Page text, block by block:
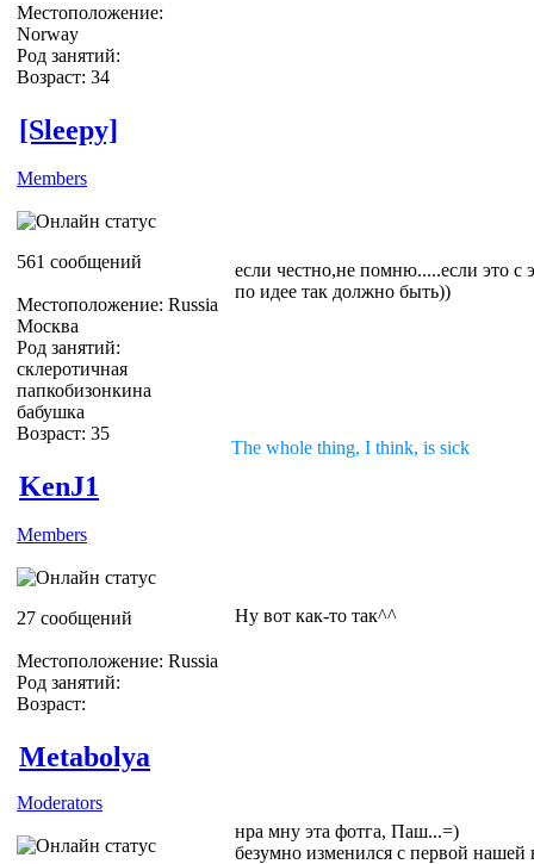
Местоположение:
Norway
Род занятий:
Возраст: 34
[Sleepy]
Members
561 сообщений
Местоположение: Russia
Москва
Род занятий:
склеротичная
папкобизонкина
бабушка
Возраст: 35
если честно,не помню.....если это с
по идее так должно быть))
The whole thing, I think, is sick
KenJ1
Members
27 сообщений
Местоположение: Russia
Род занятий:
Возраст:
Ну вот как-то так^^
Metabolya
Moderators
нра мну эта фотга, Паш...=)
безумно изменился с первой нашей